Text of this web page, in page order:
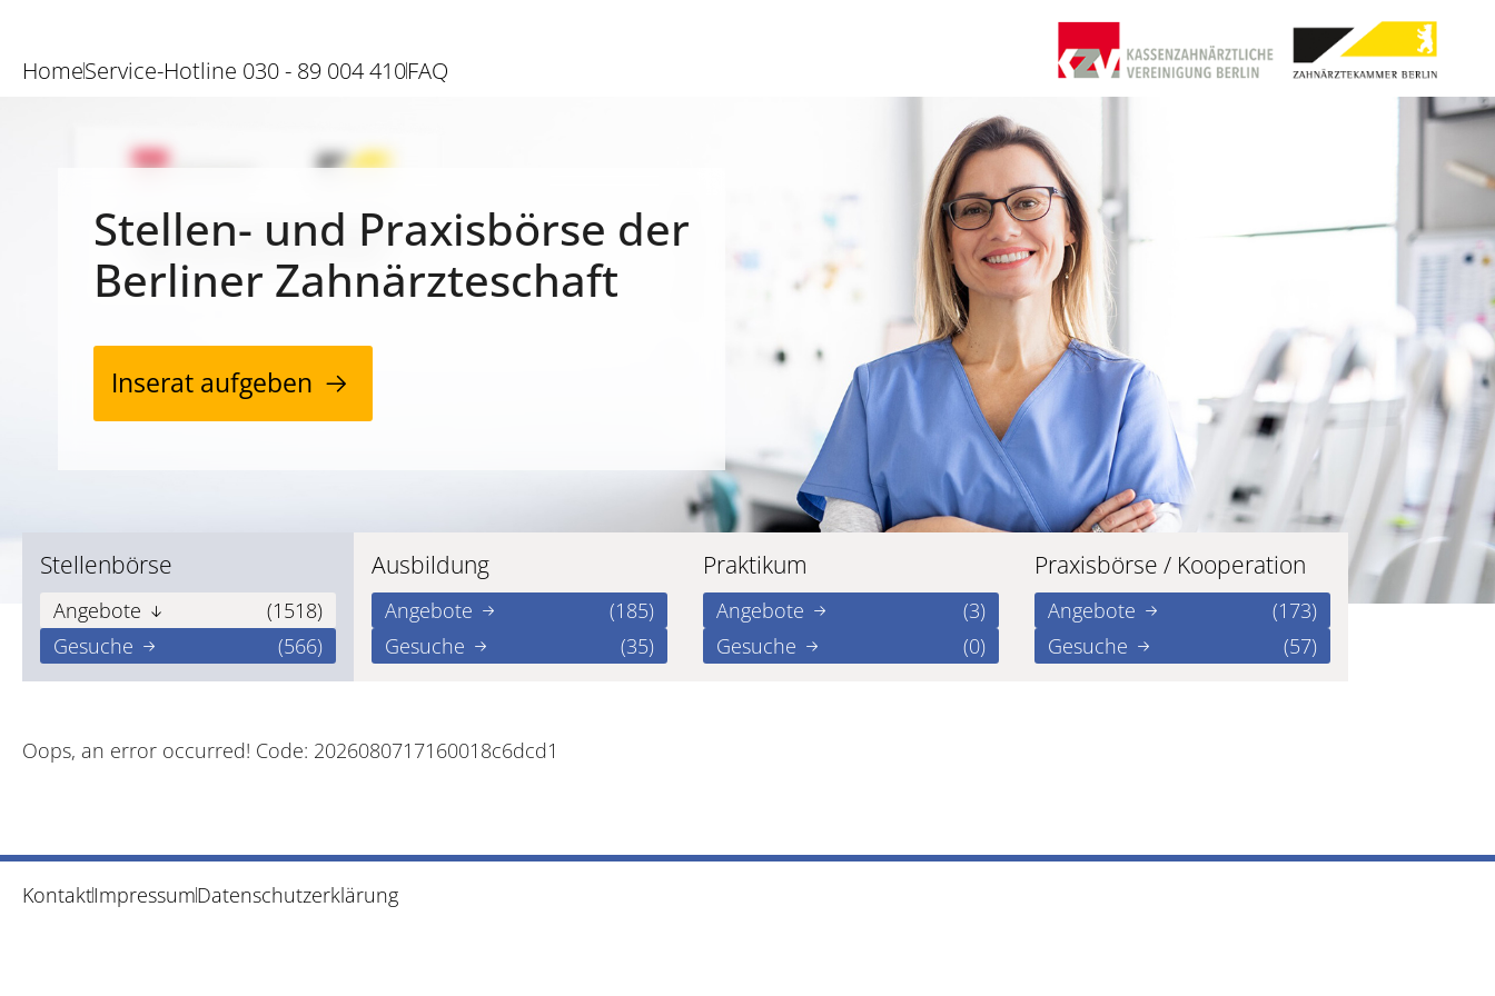
HomeService-Hotline 030 - 89 004 410FAQ
Stellen- und Praxisbörse der
Berliner Zahnärzteschaft
Inserat aufgeben
Stellenbörse
Angebote
(1518)
Gesuche
(566)
Ausbildung
Angebote
(185)
Gesuche
(35)
Praktikum
Angebote
(3)
Gesuche
(0)
Praxisbörse / Kooperation
Angebote
(173)
Gesuche
(57)
Oops, an error occurred! Code: 2026080717160018c6dcd1
KontaktImpressumDatenschutzerklärung